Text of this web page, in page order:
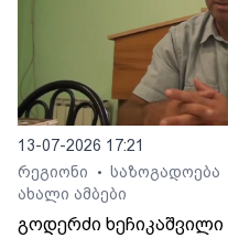
13-07-2026 17:21
რეგიონი
• საზოგადოება
ახალი ამბები
გოდერძი